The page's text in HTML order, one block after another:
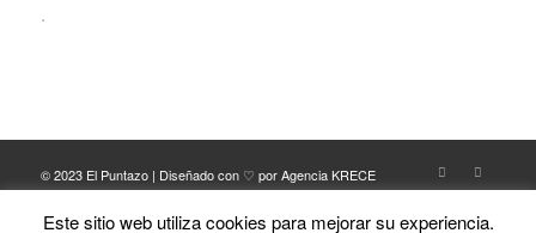
.
© 2023 El Puntazo | Diseñado con ♡ por Agencia KRECE
POLÍTICA DE COOKIES CONDICIONES DE USO
Este sitio web utiliza cookies para mejorar su experiencia.